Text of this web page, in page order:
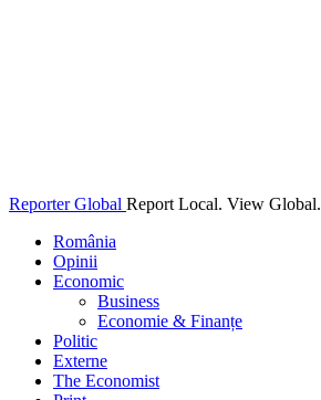
Reporter Global Report Local. View Global.
România
Opinii
Economic
Business
Economie & Finanțe
Politic
Externe
The Economist